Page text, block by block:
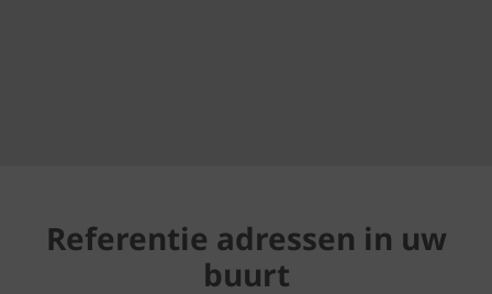
Referentie adressen in uw
buurt